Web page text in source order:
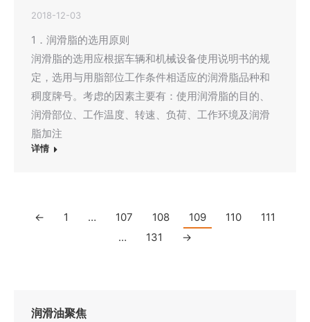
2018-12-03
1．润滑脂的选用原则
润滑脂的选用应根据车辆和机械设备使用说明书的规
定，选用与用脂部位工作条件相适应的润滑脂品种和
稠度牌号。考虑的因素主要有：使用润滑脂的目的、
润滑部位、工作温度、转速、负荷、工作环境及润滑
脂加注
详情
← 1 … 107 108 109 110
111
…
131 →
润滑油聚焦